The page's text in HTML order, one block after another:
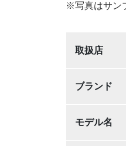
※写真はサン
取扱店
ブランド
モデル名